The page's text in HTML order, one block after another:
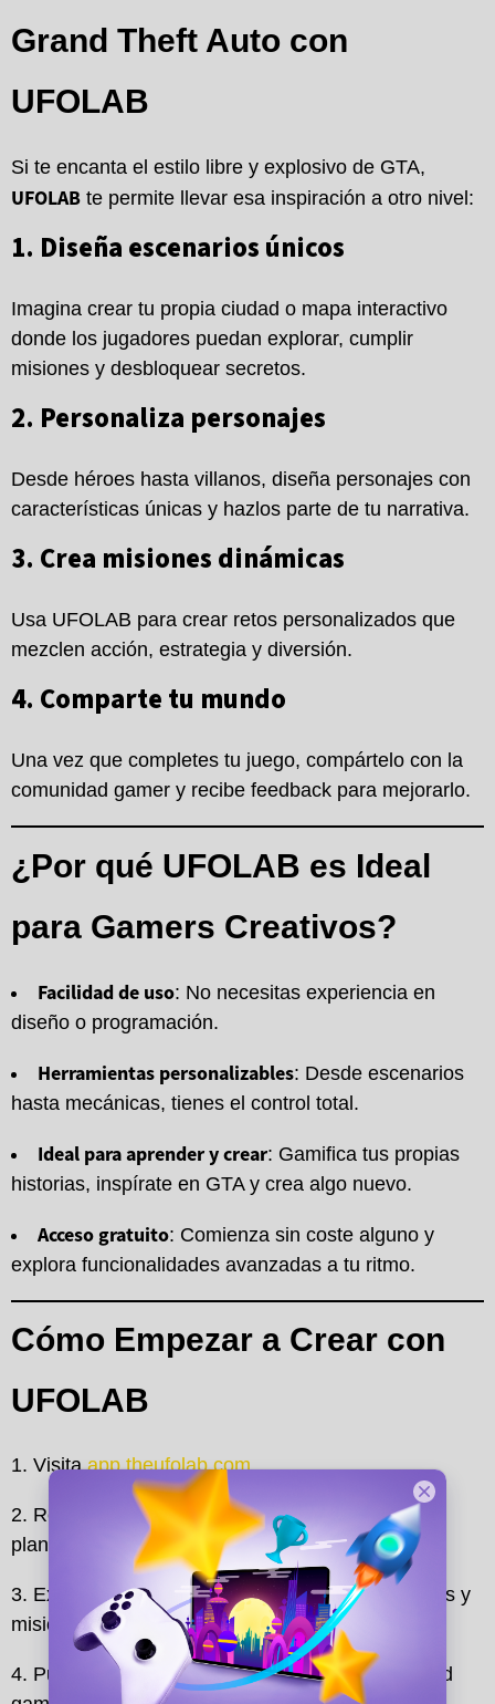
Grand Theft Auto con
UFOLAB
Si te encanta el estilo libre y explosivo de GTA,
UFOLAB te permite llevar esa inspiración a otro nivel:
1. Diseña escenarios únicos
Imagina crear tu propia ciudad o mapa interactivo
donde los jugadores puedan explorar, cumplir
misiones y desbloquear secretos.
2. Personaliza personajes
Desde héroes hasta villanos, diseña personajes con
características únicas y hazlos parte de tu narrativa.
3. Crea misiones dinámicas
Usa UFOLAB para crear retos personalizados que
mezclen acción, estrategia y diversión.
4. Comparte tu mundo
Una vez que completes tu juego, compártelo con la
comunidad gamer y recibe feedback para mejorarlo.
¿Por qué UFOLAB es Ideal
para Gamers Creativos?
Facilidad de uso: No necesitas experiencia en
diseño o programación.
Herramientas personalizables: Desde escenarios
hasta mecánicas, tienes el control total.
Ideal para aprender y crear: Gamifica tus propias
historias, inspírate en GTA y crea algo nuevo.
Acceso gratuito: Comienza sin coste alguno y
explora funcionalidades avanzadas a tu ritmo.
Cómo Empezar a Crear con
UFOLAB
Visitaapp.theufolab.com.
Regístrate y accede a nuestra biblioteca de
plantillas.
Explora opciones para diseñar portadas, mapas y
misiones.
Publica tu proyecto y sorprende a la comunidad